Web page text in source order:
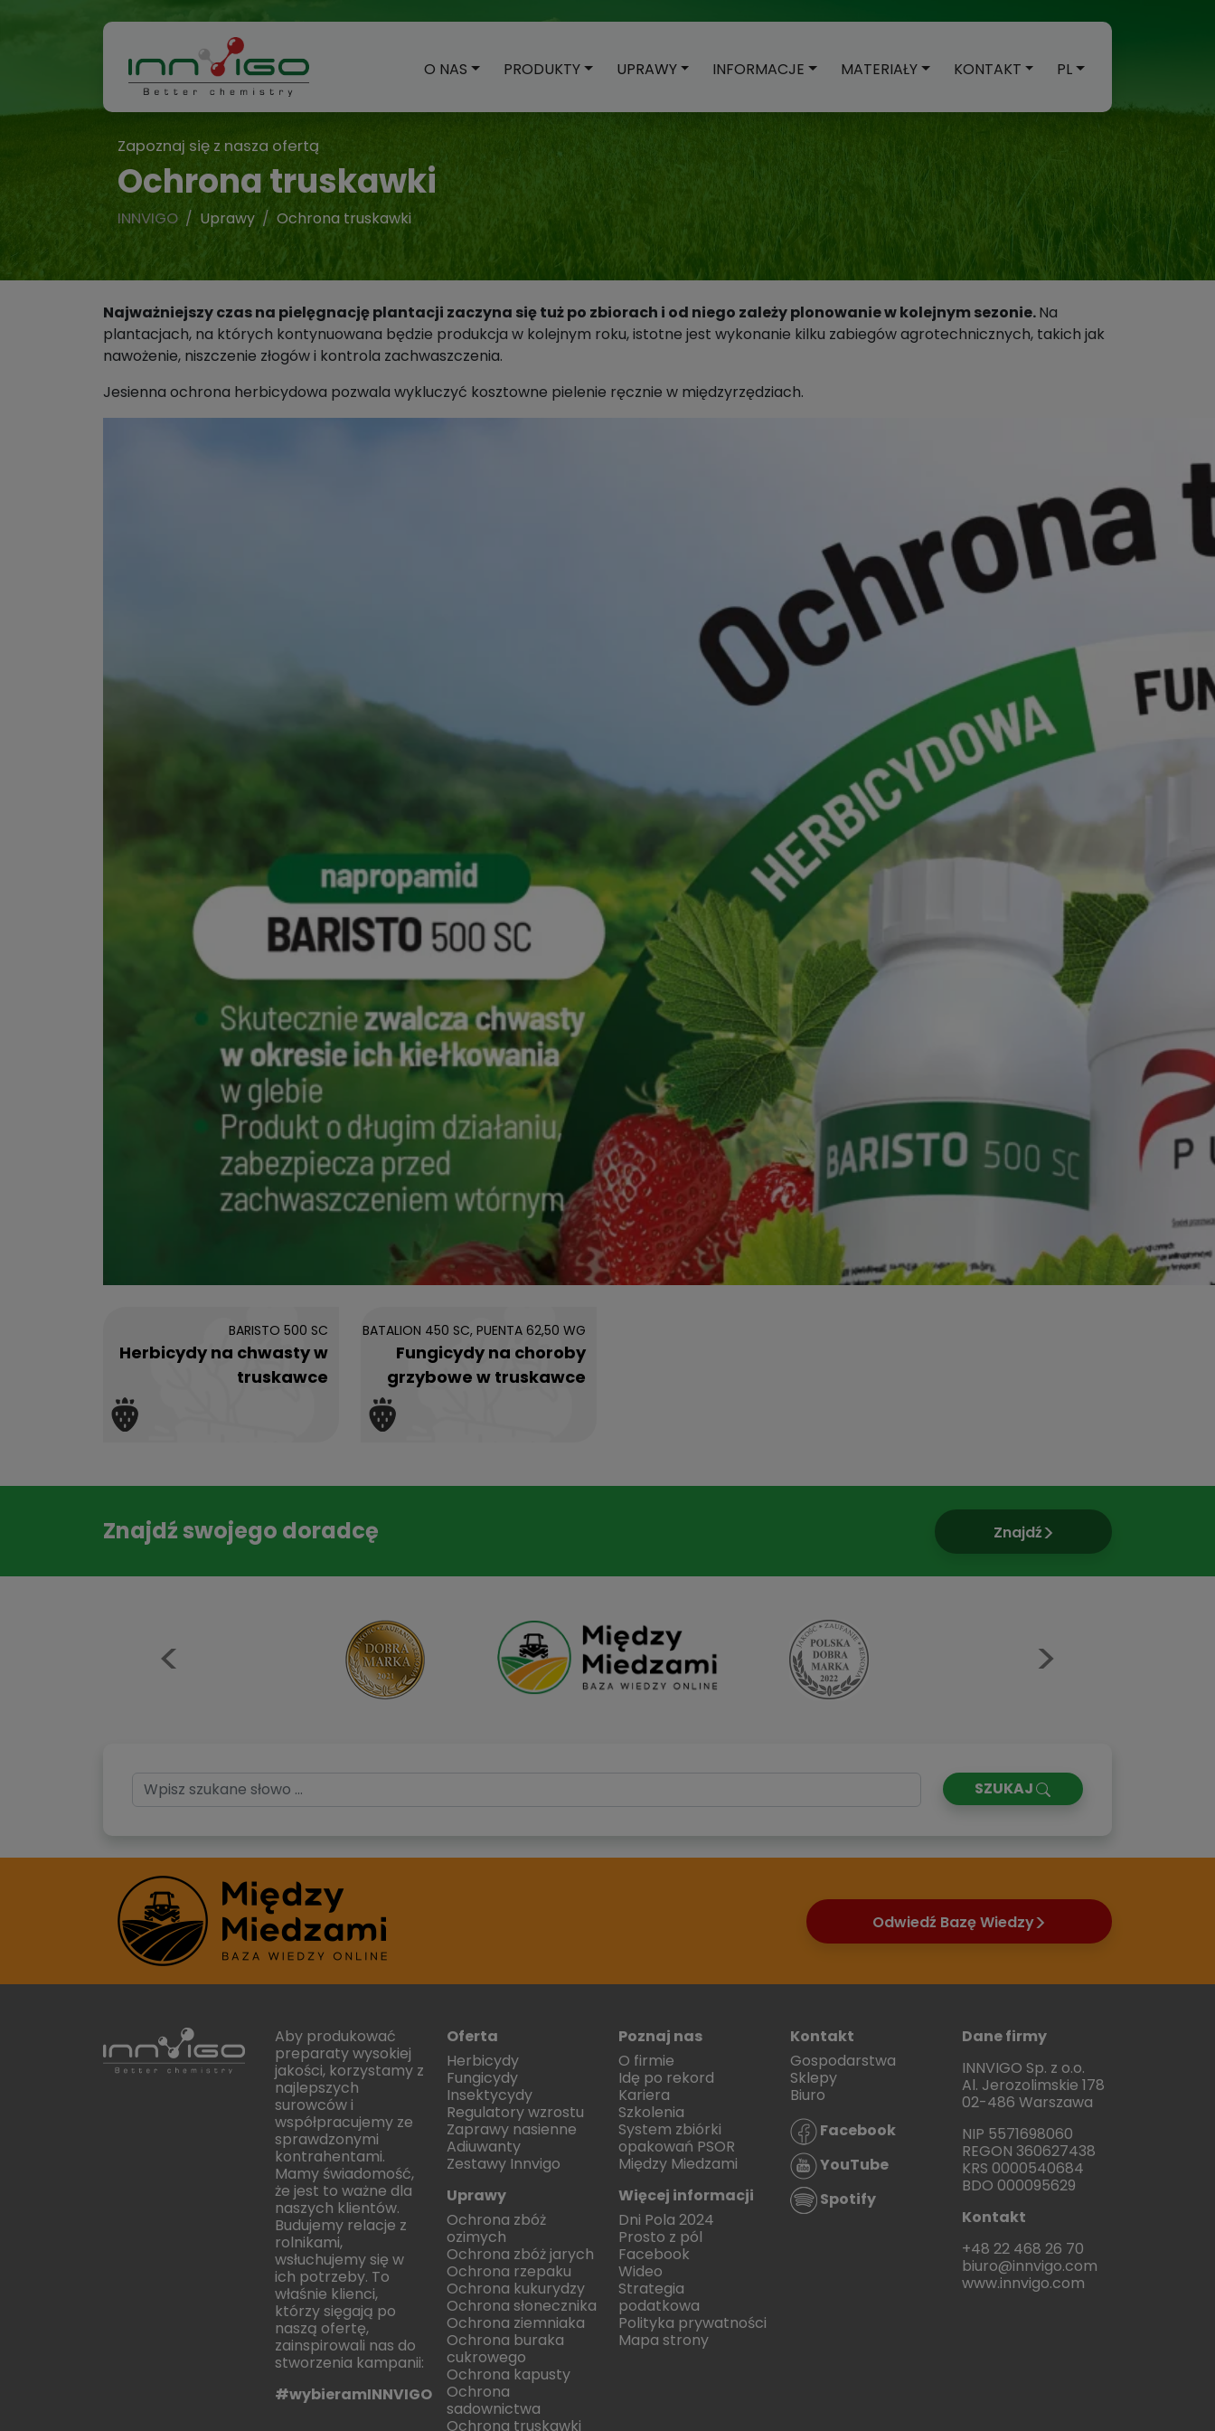
O NAS PRODUKTY UPRAWY INFORMACJE MATERIAŁY KONTAKT PL
Zapoznaj się z nasza ofertą
Ochrona truskawki
INNVIGO Uprawy Ochrona truskawki
Najważniejszy czas na pielęgnację plantacji zaczyna się tuż po zbiorach i od niego zależy plonowanie w kolejnym sezonie.Na
plantacjach, na których kontynuowana będzie produkcja w kolejnym roku, istotne jest wykonanie kilku zabiegów agrotechnicznych, takich jak
nawożenie, niszczenie złogów i kontrola zachwaszczenia.
Jesienna ochrona herbicydowa pozwala wykluczyć kosztowne pielenie ręcznie w międzyrzędziach.
BARISTO 500 SC
Herbicydy na chwasty w
truskawce
BATALION 450 SC, PUENTA 62,50 WG
Fungicydy na choroby
grzybowe w truskawce
Znajdź swojego doradcę Znajdź
Previous
SZUKAJ
Odwiedź Bazę Wiedzy
Aby produkować
preparaty wysokiej
jakości, korzystamy z
najlepszych
surowców i
współpracujemy ze
sprawdzonymi
kontrahentami.
Mamy świadomość,
że jest to ważne dla
naszych klientów.
Budujemy relacje z
rolnikami,
wsłuchujemy się w
ich potrzeby. To
właśnie klienci,
którzy sięgają po
naszą ofertę,
zainspirowali nas do
stworzenia kampanii:
#wybieramINNVIGO
Oferta
Herbicydy
Fungicydy
Insektycydy
Regulatory wzrostu
Zaprawy nasienne
Adiuwanty
Zestawy Innvigo
Uprawy
Ochrona zbóż
ozimych
Ochrona zbóż jarych
Ochrona rzepaku
Ochrona kukurydzy
Ochrona słonecznika
Ochrona ziemniaka
Ochrona buraka
cukrowego
Ochrona kapusty
Ochrona
sadownictwa
Ochrona truskawki
Poznaj nas
O firmie
Idę po rekord
Kariera
Szkolenia
System zbiórki
opakowań PSOR
Między Miedzami
Więcej informacji
Dni Pola 2024
Prosto z pól
Facebook
Wideo
Strategia
podatkowa
Polityka prywatności
Mapa strony
Kontakt
Gospodarstwa
Sklepy
Biuro
Facebook
YouTube
Spotify
Dane firmy
INNVIGO Sp. z o.o.
Al. Jerozolimskie 178
02-486 Warszawa
NIP 5571698060
REGON 360627438
KRS 0000540684
BDO 000095629
Kontakt
+48 22 468 26 70
biuro@innvigo.com
www.innvigo.com